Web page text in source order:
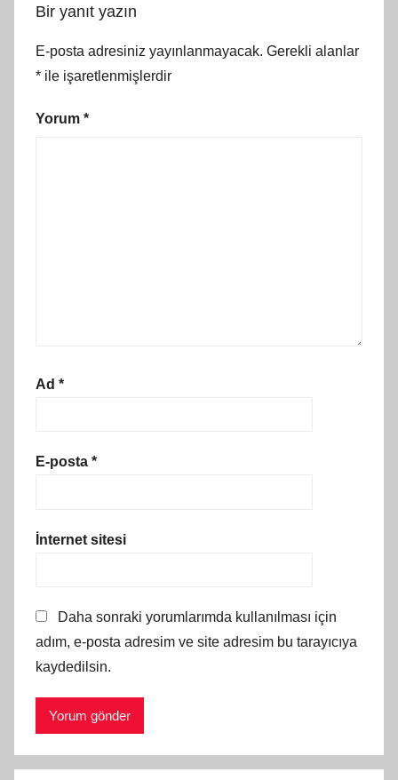
Bir yanıt yazın
E-posta adresiniz yayınlanmayacak. Gerekli alanlar
* ile işaretlenmişlerdir
Yorum *
Ad *
E-posta *
İnternet sitesi
Daha sonraki yorumlarımda kullanılması için
adım, e-posta adresim ve site adresim bu tarayıcıya
kaydedilsin.